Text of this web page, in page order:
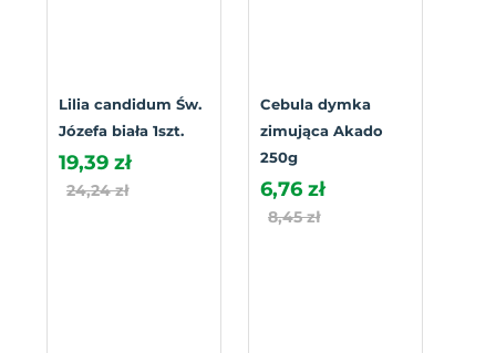
Lilia candidum Św.
Józefa biała 1szt.
19,39 zł
24,24 zł
Cebula dymka
zimująca Akado
250g
6,76 zł
8,45 zł